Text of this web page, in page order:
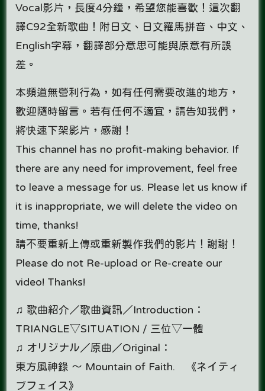
Vocal影片，長度4分鐘，希望您能喜歡！這次翻
譯C92全新歌曲！附日文、日文羅馬拼音、中文、
English字幕，翻譯部分意思可能與原意有所誤
差。
本頻道無營利行為，如有任何需要改進的地方，
歡迎隨時留言。若有任何不適宜，請告知我們，
將快速下架影片，感謝！
This channel has no profit-making behavior. If
there are any need for improvement, feel free
to leave a message for us. Please let us know if
it is inappropriate, we will delete the video on
time, thanks!
請不要重新上傳或重新製作我們的影片！謝謝！
Please do not Re-upload or Re-create our
video! Thanks!
♫ 歌曲紹介／歌曲資訊／Introduction：
TRIANGLE▽SITUATION / 三位▽一體
♫ オリジナル／原曲／Original：
東方風神錄 ～ Mountain of Faith. 《ネイティ
ブフェイス》